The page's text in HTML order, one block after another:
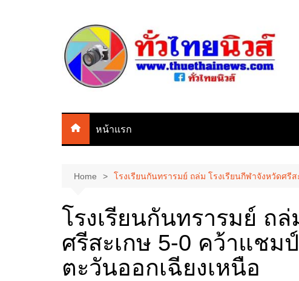
หน้าแรก
Home โรงเรียนกันทรารมย์ ถล่ม โรงเรียนกีฬาจังหวัดศรี
โรงเรียนกันทรารมย์ ถ
ศรีสะเกษ 5-0 คว้าแชม
ตะวันออกเฉียงเหนือ